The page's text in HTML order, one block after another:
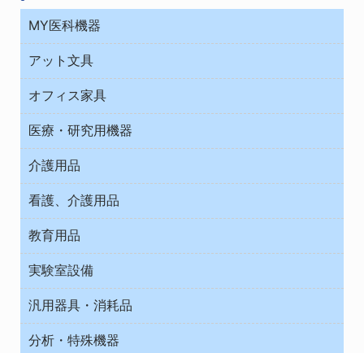
MY医科機器
診察・診断
与薬・調剤薬局
アット文具
ＯＡ・パソコン用品
オフィス家具
オフィス作業用品
医療・研究用機器
ウエアー
チューブコネクタ素材
テープ・ラベル・紙製
デシケーター類
ベット周辺
ベンチ無菌ドラフト
院内感染防止、空気清浄器類
運搬
介護用品
介護・リハビリ
看護、介護用品
院内感染防止、空気清浄器類
救急
健康機器・用品
事務・受付
処置・手術
中材・滅菌・洗浄
教育用品
ノート・紙製品
実験室設備
コンテナー保温容器
工具類
汎用器具・消耗品
テープ・ラベル・紙製
分析・特殊機器